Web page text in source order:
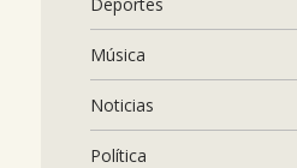
Música
Noticias
Política